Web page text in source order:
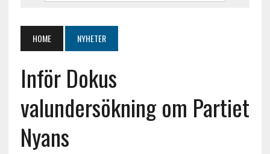
HOME NYHETER
Inför Dokus
valundersökning om Partiet
Nyans